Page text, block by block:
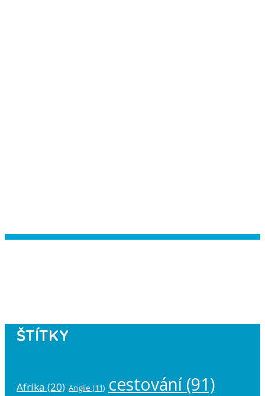
ŠTÍTKY
Afrika (20) Anglie (11) cestování(91)